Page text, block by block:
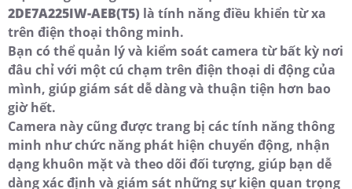
2DE7A225IW-AEB(T5) là tính năng điều khiển từ xa
trên điện thoại thông minh.
Bạn có thể quản lý và kiểm soát camera từ bất kỳ nơi
đâu chỉ với một cú chạm trên điện thoại di động của
mình, giúp giám sát dễ dàng và thuận tiện hơn bao
giờ hết.
Camera này cũng được trang bị các tính năng thông
minh như chức năng phát hiện chuyển động, nhận
dạng khuôn mặt và theo dõi đối tượng, giúp bạn dễ
dàng xác định và giám sát những sự kiện quan trọng